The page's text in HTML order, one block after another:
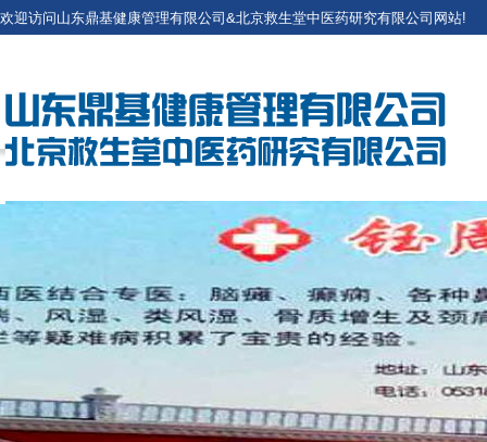
欢迎访问山东鼎基健康管理有限公司&北京救生堂中医药研究有限公司网站!